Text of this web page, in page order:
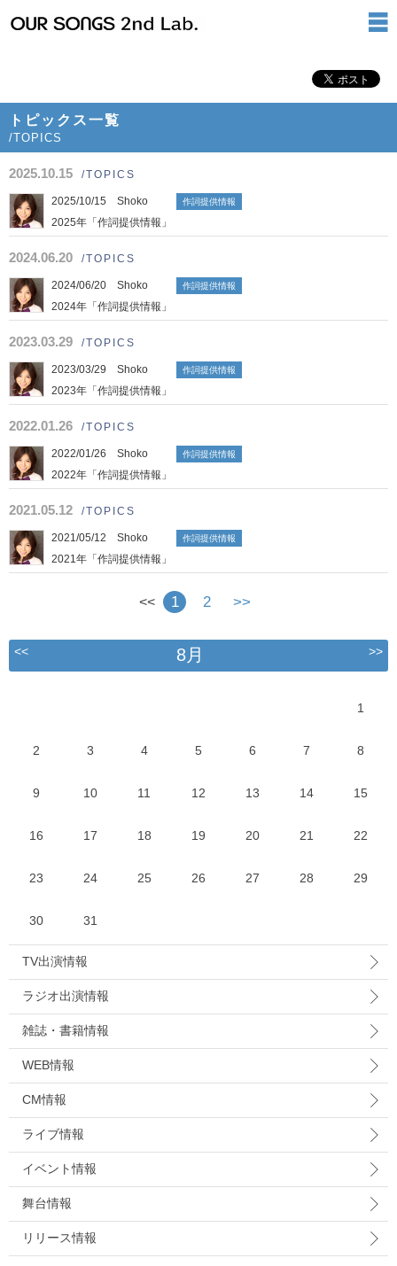
トピックス一覧
/TOPICS
2025.10.15 /TOPICS
2025/10/15 Shoko 作詞提供情報
2025年「作詞提供情報」
2024.06.20 /TOPICS
2024/06/20 Shoko 作詞提供情報
2024年「作詞提供情報」
2023.03.29 /TOPICS
2023/03/29 Shoko 作詞提供情報
2023年「作詞提供情報」
2022.01.26 /TOPICS
2022/01/26 Shoko 作詞提供情報
2022年「作詞提供情報」
2021.05.12 /TOPICS
2021/05/12 Shoko 作詞提供情報
2021年「作詞提供情報」
<< 1 2 >>
<< 8月 >>
1
2 3 4 5 6 7 8
9 10 11 12 13 14 15
16 17 18 19 20 21 22
23 24 25 26 27 28 29
30 31
TV出演情報
ラジオ出演情報
雑誌・書籍情報
WEB情報
CM情報
ライブ情報
イベント情報
舞台情報
リリース情報